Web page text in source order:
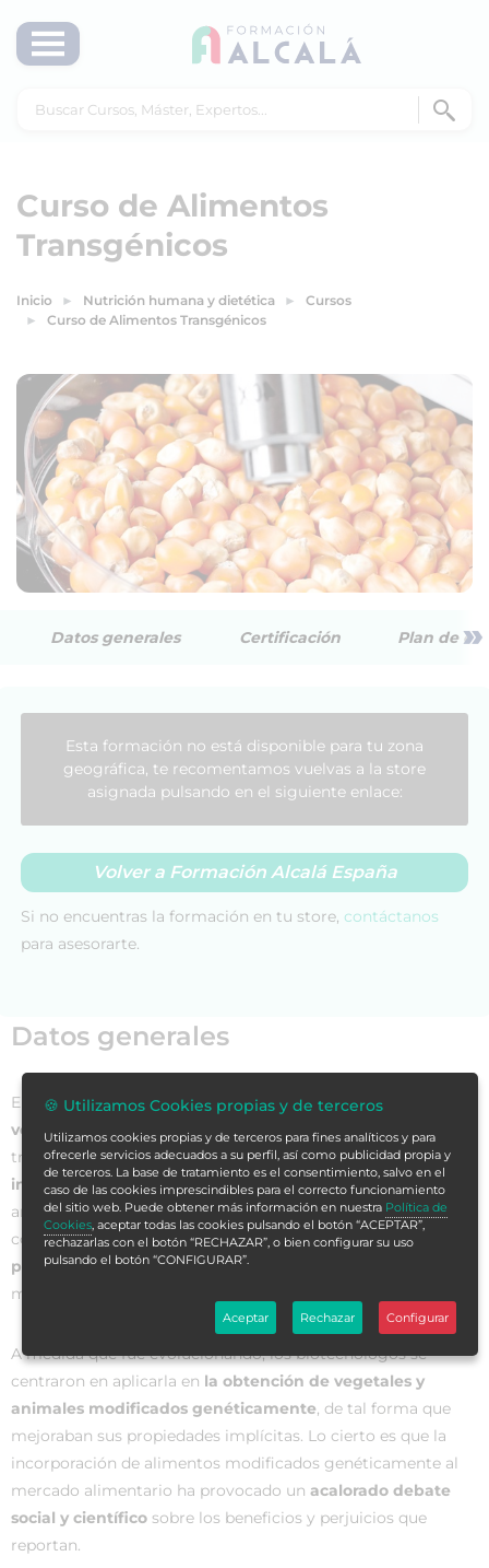
Curso de Alimentos
Transgénicos
Inicio Nutrición humana y dietética
Cursos
Curso de Alimentos Transgénicos
Datos generales Certificación Plan de »
Datos generales
El hombre lleva varios miles de años modificando
vegetales y los animales que utiliza para alimentarse a
través de métodos convencionales. No obstante, la
ingeniería genéticapermite ahora llevar a cabo, en pocos
años y de forma controlada, modificaciones que antes
costaban décadas de trabajo. En su origen, se utilizó para
producir sustancias de uso farmacéutico
modificación genética de microorganismos.
A medida que fue evolucionando, los biotecnólogos se
centraron en aplicarla en la obtención de vegetales y
animales modificados genéticamente, de tal forma que
mejoraban sus propiedades implícitas. Lo cierto es que la
incorporación de alimentos modificados genéticamente al
mercado alimentario ha provocado un acalorado debate
social y científico sobre los beneficios y perjuicios que
reportan.
Esta formación no está disponible para tu zona
geográfica, te recomentamos vuelvas a la store
asignada pulsando en el siguiente enlace:
Volver a Formación Alcalá España
Si no encuentras la formación en tu store, contáctanos
para asesorarte.
🍪 Utilizamos Cookies propias y de terceros
Utilizamos cookies propias y de terceros para fines analíticos y para
ofrecerle servicios adecuados a su perfil, así como publicidad propia y
de terceros. La base de tratamiento es el consentimiento, salvo en el
caso de las cookies imprescindibles para el correcto funcionamiento
del sitio web. Puede obtener más información en nuestra Política de
Cookies, aceptar todas las cookies pulsando el botón “ACEPTAR”,
rechazarlas con el botón “RECHAZAR”, o bien configurar su uso
pulsando el botón “CONFIGURAR”.
Aceptar Rechazar Configurar